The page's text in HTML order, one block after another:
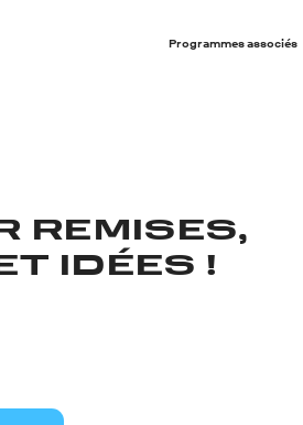
Programmes associés
REMISES,
IDÉES !